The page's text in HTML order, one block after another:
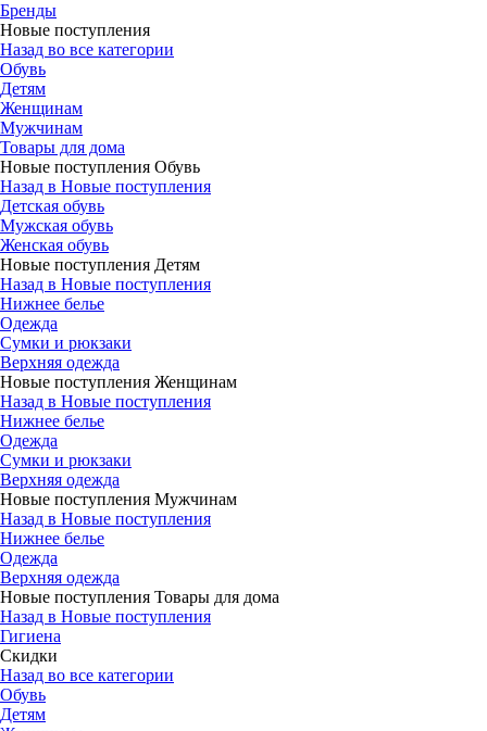
Бренды
Новые поступления
Назад во все категории
Обувь
Детям
Женщинам
Мужчинам
Товары для дома
Новые поступления Обувь
Назад в Новые поступления
Детская обувь
Мужская обувь
Женская обувь
Новые поступления Детям
Назад в Новые поступления
Нижнее белье
Одежда
Сумки и рюкзаки
Верхняя одежда
Новые поступления Женщинам
Назад в Новые поступления
Нижнее белье
Одежда
Сумки и рюкзаки
Верхняя одежда
Новые поступления Мужчинам
Назад в Новые поступления
Нижнее белье
Одежда
Верхняя одежда
Новые поступления Товары для дома
Назад в Новые поступления
Гигиена
Скидки
Назад во все категории
Обувь
Детям